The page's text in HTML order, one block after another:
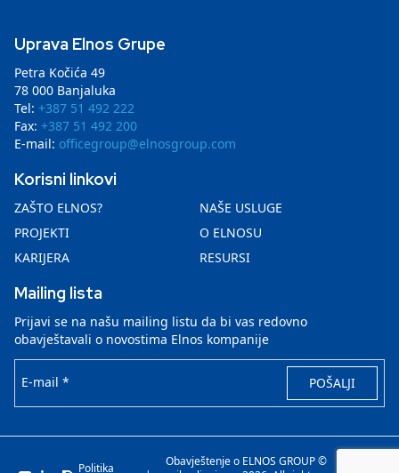
Uprava Elnos Grupe
Petra Kočića 49
78 000 Banjaluka
Tel: +387 51 492 222
Fax: +387 51 492 200
E-mail: officegroup@elnosgroup.com
Korisni linkovi
ZAŠTO ELNOS?
NAŠE USLUGE
PROJEKTI
O ELNOSU
KARIJERA
RESURSI
Mailing lista
Prijavi se na našu mailing listu da bi vas redovno
obavještavali o novostima Elnos kompanije
E-mail * POŠALJI
Politika
Obavještenje o ELNOS GROUP ©